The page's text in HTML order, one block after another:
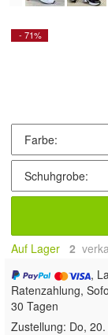
- 71%
Auf Lager 2
,
Ratenzahlung,
30 Tagen
Zustellung: Do,